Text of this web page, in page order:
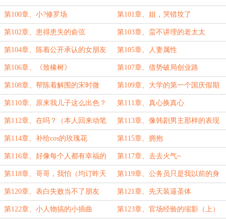
西，莫欺陈处穷
第100章、小?修罗场 第101章、姐，哭错坟了
第102章、患得患失的俞弦 第103章、蛮不讲理的老太太
第104章、陈着公开承认的女朋友 第105章、人妻属性
第106章、《致橡树》 第107章、借势破局创业路
第108章、帮陈着解围的宋时微 第109章、大学的第一个国庆假期
第110章、原来我儿子这么出色？ 第111章、真心换真心
第112章、在吗？（本人回来动笔
了）
第113章、像韩剧男主那样的表现
（求订阅，差一点10万均订）
第114章、补给cos的玫瑰花 第115章、拥抱
第116章、好像每个人都有幸福的
结局
第117章、去去火气~
第118章、哥哥，我怕（均订昨天
就破10万了，谢谢大家支持）
第119章、公务员只是我以前的身
份
第120章、表白失败当不了朋友 第121章、先天装逼圣体
第122章、小人物搞的小插曲 第123章、官场经验的缩影（上）